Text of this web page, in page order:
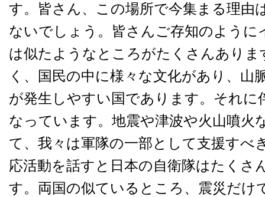
す。皆さん、この場所で今集まる理由
ないでしょう。皆さんご存知のように
は似たようなところがたくさんありま
く、国民の中に様々な文化があり、山
が発生しやすい国であります。それに
なっています。地震や津波や火山噴火
て、我々は軍隊の一部として支援すべ
応活動を話すと日本の自衛隊はたくさ
す。両国の似ているところ、震災だけ